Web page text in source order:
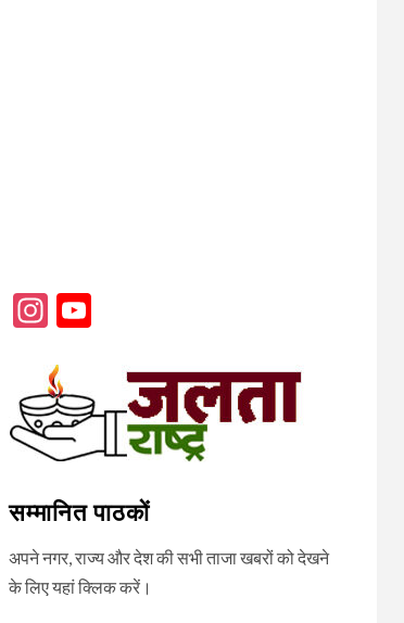
Instagram
YouTube
सम्मानित पाठकों
अपने नगर, राज्य और देश की सभी ताजा खबरों को देखने
के लिए यहां क्लिक करें।